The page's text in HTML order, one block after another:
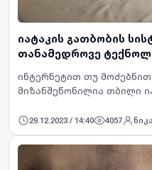
იატაკის გათბობის
თანამედროვე
ინტერნეტით თუ
მიზანშეწონილია თბილი
ურთიერთგამომრიცხავ
აქ
29.12.2023 / 14:40 4057